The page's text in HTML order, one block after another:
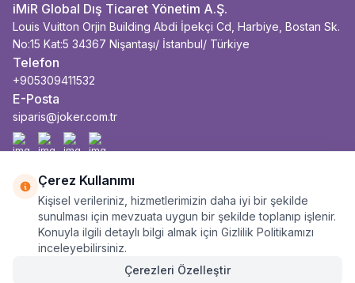
iMiR Global Dış Ticaret Yönetim A.Ş.
Louis Vuitton Orjin Building Abdi İpekçi Cd, Harbiye, Bostan Sk.
No:15 Kat:5 34367 Nişantaşı/ İstanbul/ Türkiye
Telefon
+905309411532
E-Posta
siparis@joker.com.tr
Facebook
İnstagram
YoutubeLinkedin
Çerez Kullanımı
Kişisel verileriniz, hizmetlerimizin daha iyi bir şekilde
sunulması için mevzuata uygun bir şekilde toplanıp işlenir.
Konuyla ilgili detaylı bilgi almak için Gizlilik Politikamızı
inceleyebilirsiniz.
Çerezleri Özelleştir